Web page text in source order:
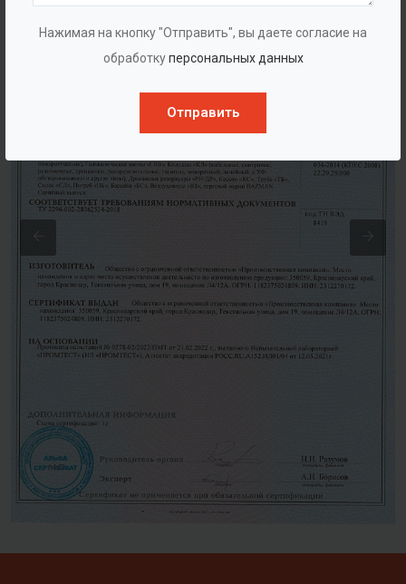
Нажимая на кнопку "Отправить", вы даете согласие на
обработкуперсональных данных
Отправить